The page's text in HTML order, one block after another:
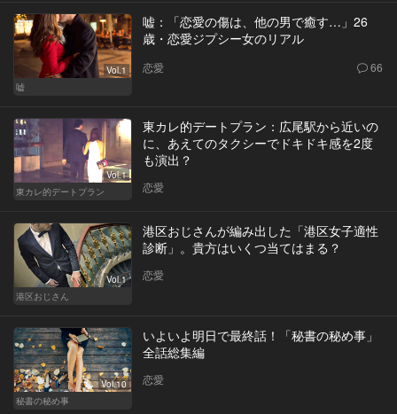
Vol.1
嘘
嘘：「恋愛の傷は、他の男で癒す…」26
歳・恋愛ジプシー女のリアル
恋愛 66
Vol.1
東カレ的デートプラン
東カレ的デートプラン：広尾駅から近いの
に、あえてのタクシーでドキドキ感を2度
も演出？
恋愛
Vol.1
港区おじさん
港区おじさんが編み出した「港区女子適性
診断」。貴方はいくつ当てはまる？
恋愛
Vol.10
秘書の秘め事
いよいよ明日で最終話！「秘書の秘め事」
全話総集編
恋愛